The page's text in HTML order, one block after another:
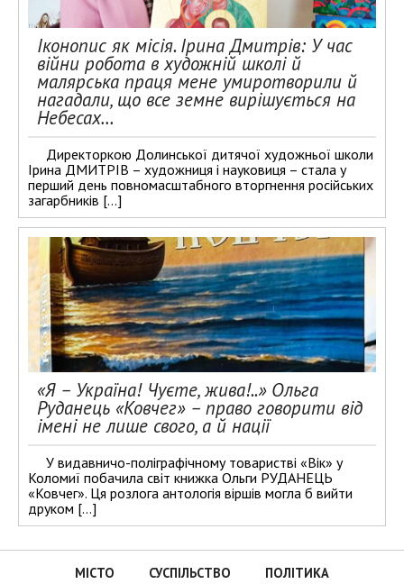
Іконопис як місія. Ірина Дмитрів: У час
війни робота в художній школі й
малярська праця мене умиротворили й
нагадали, що все земне вирішується на
Небесах…
Директоркою Долинської дитячої художньої школи
Ірина ДМИТРІВ – художниця і науковиця – стала у
перший день повномасштабного вторгнення російських
загарбників […]
«Я – Україна! Чуєте, жива!..» Ольга
Руданець «Ковчег» – право говорити від
імені не лише свого, а й нації
У видавничо-поліграфічному товаристві «Вік» у
Коломиї побачила світ книжка Ольги РУДАНЕЦЬ
«Ковчег». Ця розлога антологія віршів могла б вийти
друком […]
МІСТО СУСПІЛЬСТВО ПОЛІТИКА